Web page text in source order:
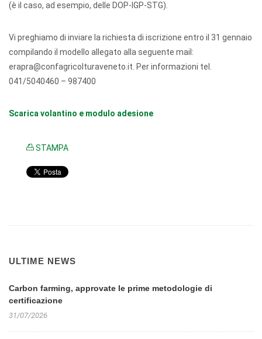
(è il caso, ad esempio, delle DOP-IGP-STG).
Vi preghiamo di inviare la richiesta di iscrizione entro il 31 gennaio
compilando il modello allegato alla seguente mail:
erapra@confagricolturaveneto.it. Per informazioni tel.
041/5040460 – 987400
Scarica volantino e modulo adesione
STAMPA
ULTIME NEWS
Carbon farming, approvate le prime metodologie di
certificazione
31/07/2026